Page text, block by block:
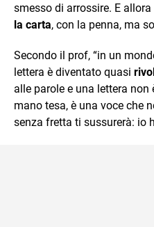
smesso di arrossire. E allora
la carta, con la penna, ma
Secondo il prof, “in un
lettera è diventato quasi
alle parole e una lettera
mano tesa, è una voce che
senza fretta ti sussurerà: io